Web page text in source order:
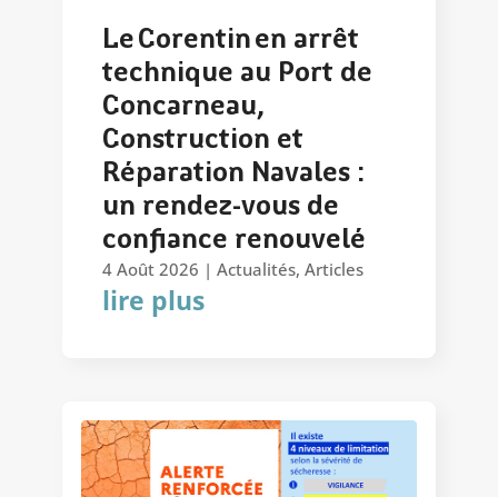
Le Corentin en arrêt
technique au Port de
Concarneau,
Construction et
Réparation Navales :
un rendez-vous de
confiance renouvelé
4 Août 2026 | Actualités, Articles
lire plus